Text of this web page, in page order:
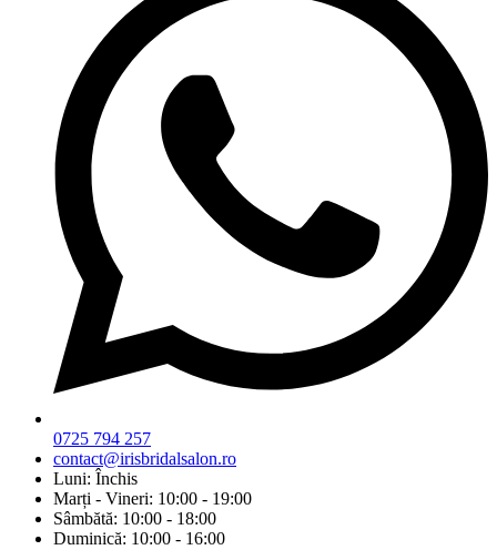
0725 794 257
contact@irisbridalsalon.ro
Luni: Închis
Marți - Vineri: 10:00 - 19:00
Sâmbătă: 10:00 - 18:00
Duminică: 10:00 - 16:00